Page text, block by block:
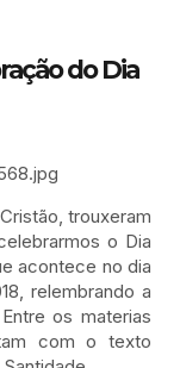
do Dia
trouxeram
o Dia
acontece no dia
relembrando a
os materias
com o texto